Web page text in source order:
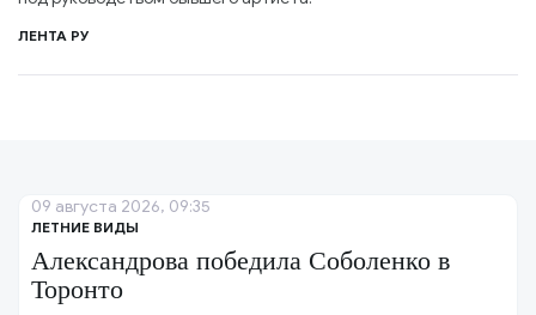
ЛЕНТА РУ
ЛЕТНИЕ ВИДЫ
Александрова победила Соболенко в
Торонто
09 августа 2026, 09:35